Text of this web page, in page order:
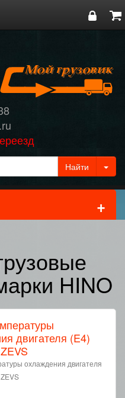
+
HINO
двигателя (E4)
охлаждения двигателя